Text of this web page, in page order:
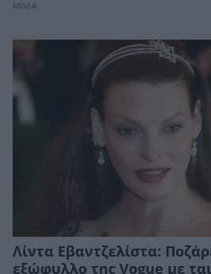
ΜΟΔΑ
Λίντα Εβαντζελίστα:
εξώφυλλο της Vogue με